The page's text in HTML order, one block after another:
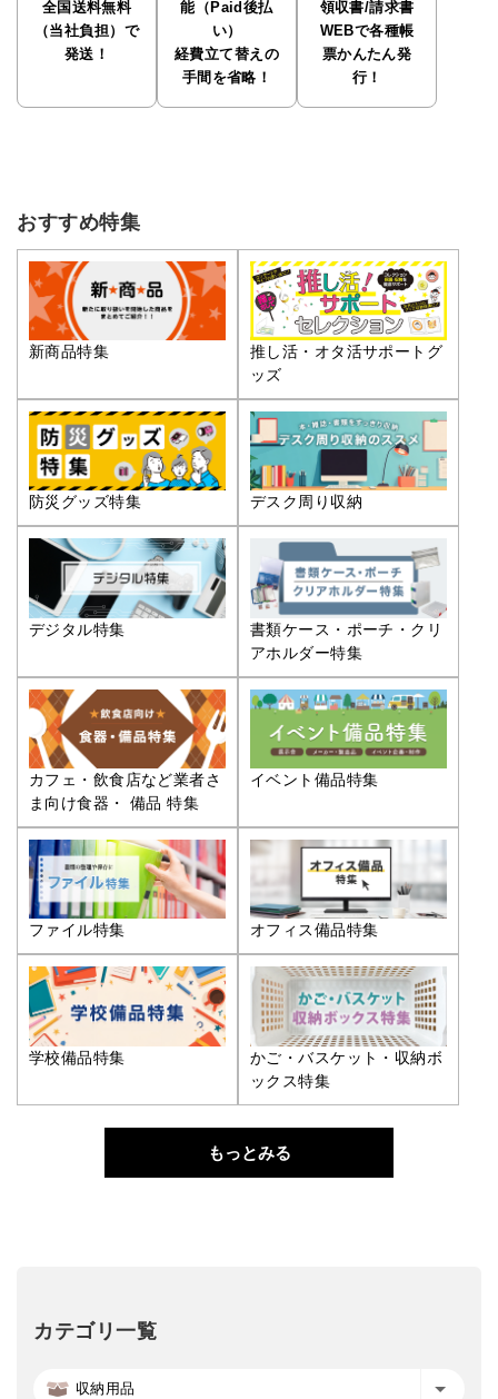
全国送料無料
（当社負担）で
発送！
能（Paid後払
い）
経費立て替えの
手間を省略！
領収書/請求書
WEBで各種帳
票かんたん発
行！
おすすめ特集
新商品特集
推し活・オタ活サポートグ
ッズ
防災グッズ特集 デスク周り収納
デジタル特集
書類ケース・ポーチ・クリ
アホルダー特集
カフェ・飲食店など業者さ
ま向け食器・ 備品 特集
イベント備品特集
ファイル特集 オフィス備品特集
学校備品特集
かご・バスケット・収納ボ
ックス特集
もっとみる
カテゴリ一覧
収納用品